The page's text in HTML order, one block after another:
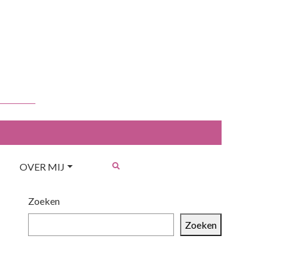
OVER MIJ
Zoeken
Zoeken